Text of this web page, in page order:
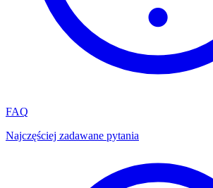
FAQ
Najczęściej zadawane pytania